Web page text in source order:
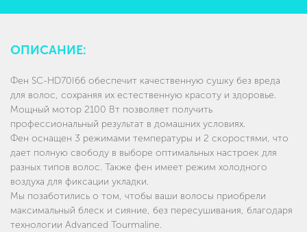
ОПИСАНИЕ:
Фен SC-HD70I66 обеспечит качественную сушку без вреда
для волос, сохраняя их естественную красоту и здоровье.
Мощный мотор 2100 Вт позволяет получить
профессиональный результат в домашних условиях.
Фен оснащен 3 режимами температуры и 2 скоростями, что
дает полную свободу в выборе оптимальных настроек для
разных типов волос. Также фен имеет режим холодного
воздуха для фиксации укладки.
Мы позаботились о том, чтобы ваши волосы приобрели
максимальный блеск и сияние, без пересушивания, благодаря
технологии Advanced Tourmaline.